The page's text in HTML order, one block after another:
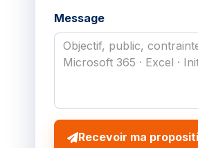
Message
Recevoir ma